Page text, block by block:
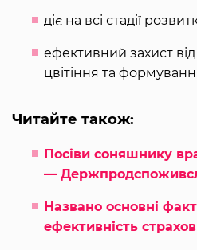
діє на всі стадії
ефективний захист
цвітіння та
Читайте також:
Посіви соняшнику
—
Названо основні
ефективність